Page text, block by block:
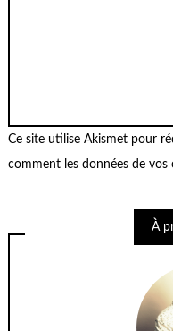
Ce site utilise Akismet pour
comment les données de
À